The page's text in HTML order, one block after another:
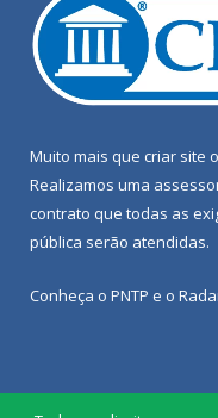
Muito mais que criar site
Realizamos uma
contrato que todas as
pública serão atendidas.
Conheça o PNTP e o